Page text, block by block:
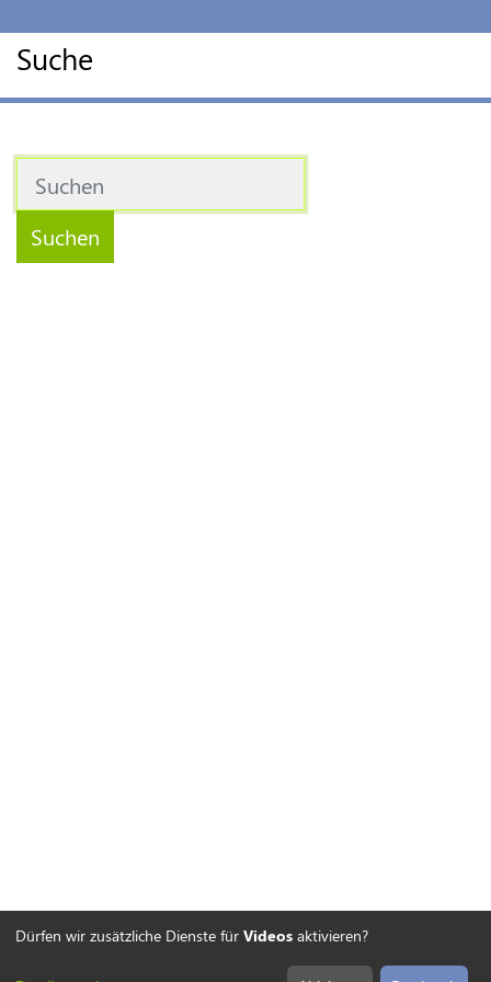
Suche
Dürfen wir zusätzliche Dienste für Videos aktivieren?